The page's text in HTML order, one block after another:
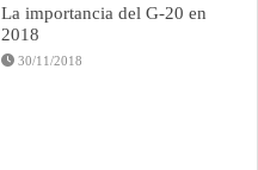
La importancia del G-20 en
2018
30/11/2018